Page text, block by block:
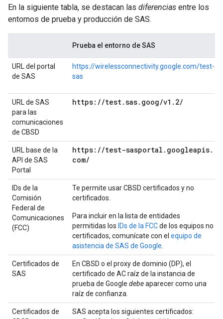
En la siguiente tabla, se destacan las diferencias entre los
entornos de prueba y producción de SAS.
Prueba el entorno de SAS
URL del portal
de SAS
https://wirelessconnectivity.google.com/test-
sas
URL de SAS
para las
comunicaciones
de CBSD
https: //test.sas. goog/v1 . 2/
URL base de la
API de SAS
Portal
https: //test-sasportal . googleapis.
com/
IDs de la
Comisión
Federal de
Comunicaciones
(FCC)
Te permite usar CBSD certificados y no
certificados.
Para incluir en la lista de entidades
permitidas los IDs de la FCCde los equipos no
certificados, comunícate con el equipo de
asistencia de SAS de Google
Certificados de
SAS
En CBSD o el proxy de dominio (DP), el
certificado de AC raíz de la instancia de
prueba de Google debeaparecer como una
raíz de confianza.
Certificados de
SAS acepta los siguientes certificados: